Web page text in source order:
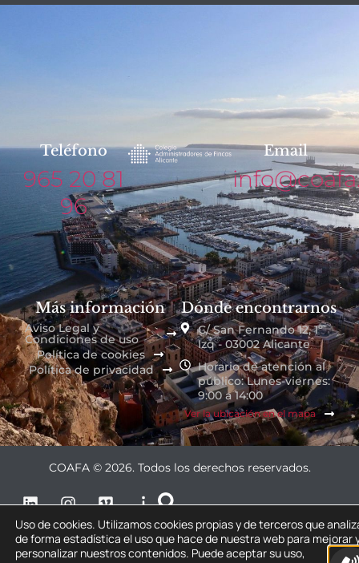
Teléfono
965 20 81
96
Email
Más información
Aviso Legal y
Condiciones de uso
Política de cookies
Política de privacidad
Dónde encontrarnos
C/ San Fernando 12, 1º
Izq - 03002 Alicante
Horario de atención al
público: Lunes-viernes:
9:00 a 14:00
Ver la ubicación en el mapa
COAFA © 2026. Todos los derechos reservados.
Uso de cookies. Utilizamos cookies propias y de terceros que
de forma estadística el uso que hace de nuestra web para mejorar
personalizar nuestros contenidos. Puede aceptar su uso,